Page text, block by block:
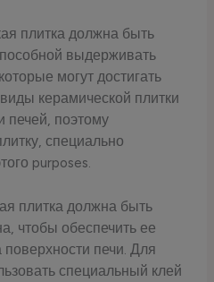
плитка должна быть
выдерживать
могут достигать
керамической плитки
печей, поэтому
специально
purposes.
плитка должна быть
чтобы обеспечить ее
печи. Для
специальный клей